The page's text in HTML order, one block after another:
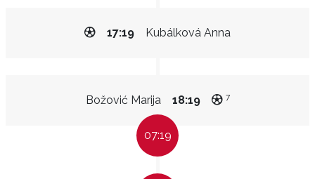
Kubálková Anna
17:19
Božović Marija 18:19 7
07:19